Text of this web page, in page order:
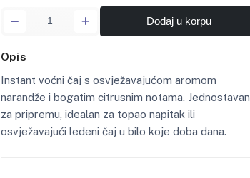
Dodaj u korpu
Opis
Instant voćni čaj s osvježavajućom aromom
narandže i bogatim citrusnim notama. Jednostavan
za pripremu, idealan za topao napitak ili
osvježavajući ledeni čaj u bilo koje doba dana.